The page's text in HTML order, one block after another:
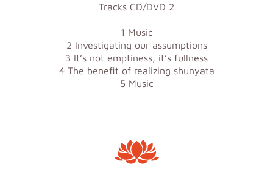
Tracks CD/DVD 2
1 Music
2 Investigating our assumptions
3 It’s not emptiness, it’s fullness
4 The benefit of realizing shunyata
5 Music